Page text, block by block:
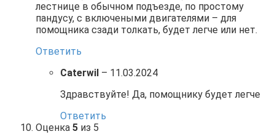
лестнице в обычном подъезде, по простому
пандусу, с включеными двигателями – для
помощника сзади толкать, будет легче или нет.
Ответить
Caterwil – 11.03.2024
Здравствуйте! Да, помощнику будет легче
Ответить
Оценка 5 из 5